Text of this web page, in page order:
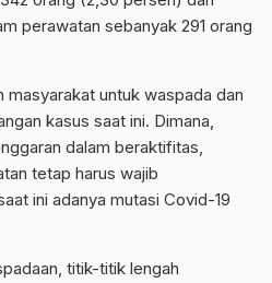
perawatan sebanyak 291 orang
masyarakat untuk waspada dan
kasus saat ini. Dimana,
dalam beraktifitas,
tetap harus wajib
ini adanya mutasi Covid-19
titik-titik lengah